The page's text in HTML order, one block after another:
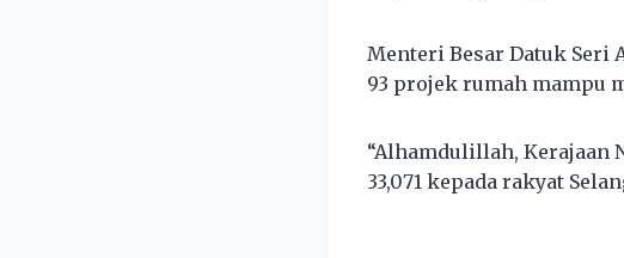
Menteri Besar Datuk Seri
93 projek rumah mampu
“Alhamdulillah, Kerajaan
33,071 kepada rakyat